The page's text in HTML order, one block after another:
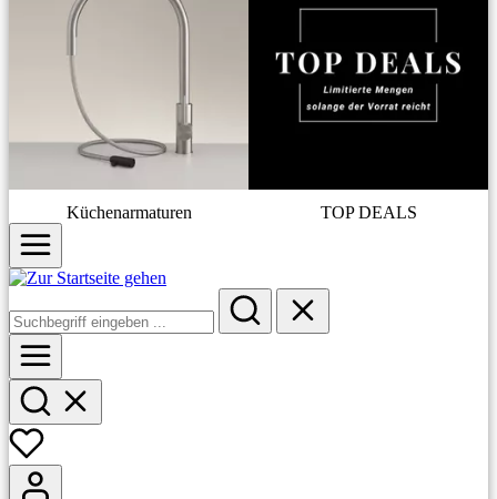
Küchenarmaturen TOP DEALS